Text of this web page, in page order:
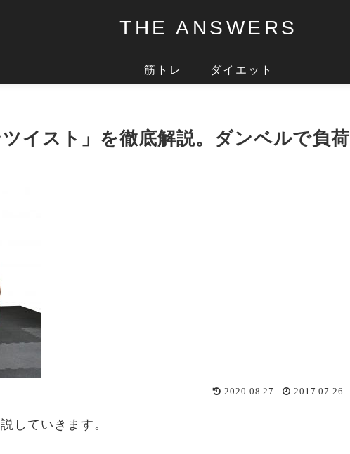
THE ANSWERS
筋トレ ダイエット
イスト」を徹底解説。ダンベルで負荷
2020.08.27 2017.07.26
していきます。